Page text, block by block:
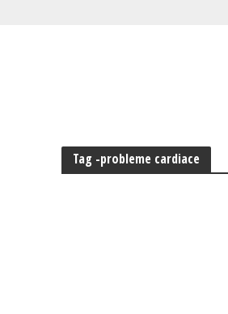
Tag -probleme cardiace